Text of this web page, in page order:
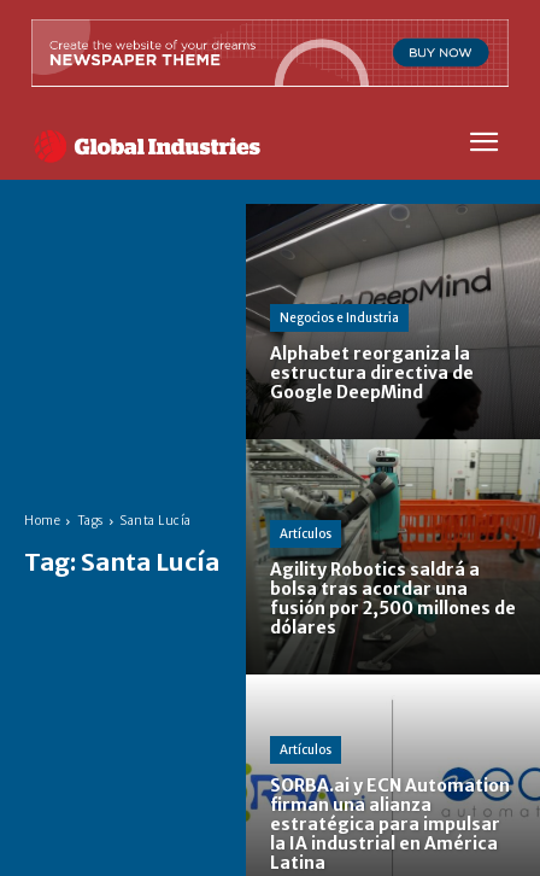
Home Tags Santa Lucía
Tag: Santa Lucía
Negocios e Industria
Alphabet reorganiza la
estructura directiva de
Google DeepMind
Artículos
Agility Robotics saldrá a
bolsa tras acordar una
fusión por 2,500 millones de
dólares
Artículos
SORBA.ai y ECN Automation
firman una alianza
estratégica para impulsar
la IA industrial en América
Latina